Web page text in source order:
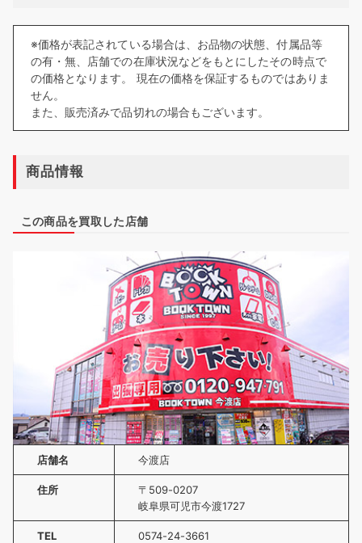
※価格が表記されている場合は、お品物の状態、付属品等
の有・無、店舗での在庫状況などをもとにしたその時点で
の価格となります。 現在の価格を保証するものではありま
せん。
また、販売済みで品切れの場合もございます。
商品情報
この商品を買取した店舗
店舗名 今渡店
住所
〒509-0207
岐阜県可児市今渡1727
TEL 0574-24-3661